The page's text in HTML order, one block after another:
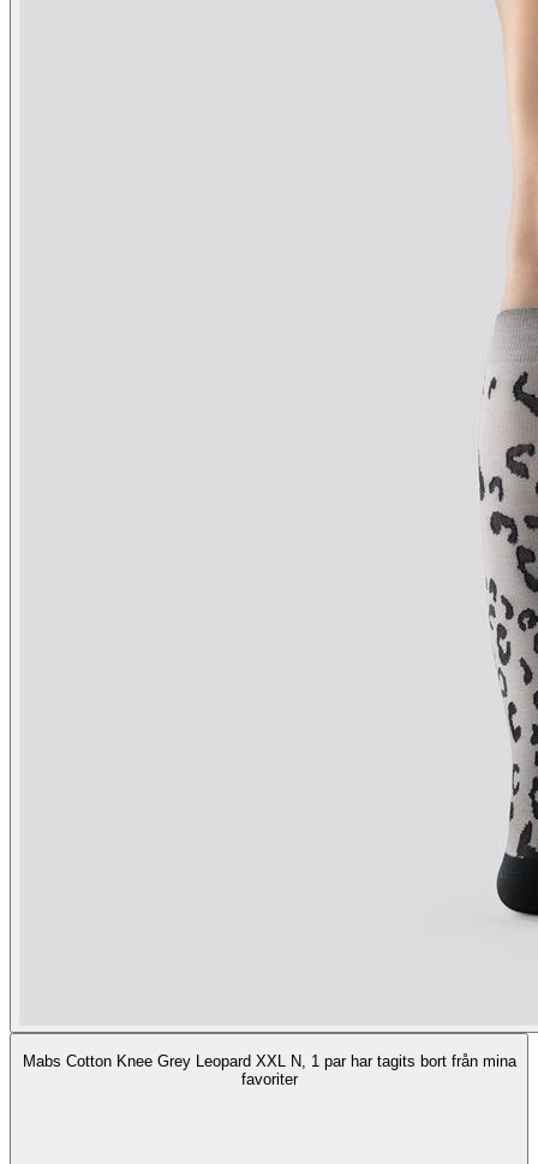
Mabs Cotton Knee Grey Leopard XXL N, 1 par har tagits bort från mina
favoriter